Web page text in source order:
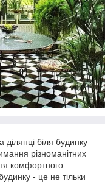
біля будинку
різноманітних
комфортного
- це не тільки